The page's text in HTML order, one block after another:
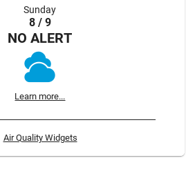
Sunday
8 / 9
NO ALERT
Learn more...
Air Quality Widgets